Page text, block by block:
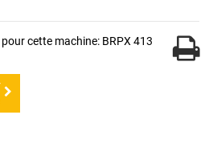
cette machine: BRPX 413